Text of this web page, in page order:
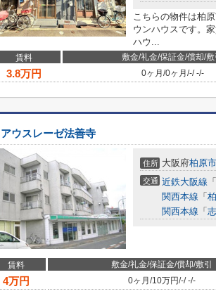
こちらの物件は柏
ウンハウスです。
ハウ...
賃料 敷金/礼金/保証金/償却/敷
3.8万円 0ヶ月 /0ヶ月 /-/-/-
アウスレーゼ法善寺
住所 大阪府柏原市
交通 近鉄大阪線 「
関西本線 「
関西本線 「
賃料 敷金/礼金/保証金/償却/敷引
4万円 0ヶ月 /10万円/-/-/-